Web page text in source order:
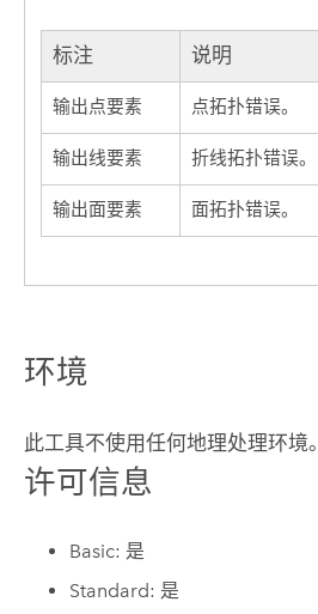
标注 说明
输出点要素 点拓扑错误。
输出线要素 折线拓扑错误。
输出面要素 面拓扑错误。
环境
此工具不使用任何地理处理环境。
许可信息
Basic: 是
Standard: 是